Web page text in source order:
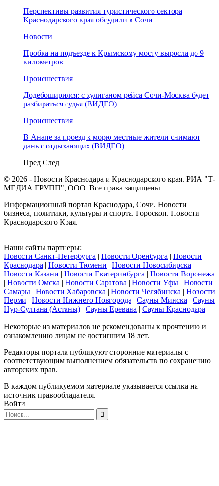
Перспективы развития туристического сектора
Краснодарского края обсудили в Сочи
Новости
Пробка на подъезде к Крымскому мосту выросла до 9
километров
Происшествия
Додебоширился: с хулиганом рейса Сочи-Москва будет
разбираться судья (ВИДЕО)
Происшествия
В Анапе за проезд к морю местные жители снимают
дань с отдыхающих (ВИДЕО)
Пред След
© 2026 - Новости Краснодара и Краснодарского края. РИА "Т-
МЕДИА ГРУПП", ООО. Все права защищены.
Информационный портал Краснодара, Сочи. Новости
бизнеса, политики, культуры и спорта. Гороскоп. Новости
Краснодарского Края.
Наши сайты партнеры:
Новости Санкт-Петербурга | Новости Оренбурга | Новости
Краснодара | Новости Тюмени | Новости Новосибирска |
Новости Казани | Новости Екатеринбурга | Новости Воронежа
| Новости Омска | Новости Саратова | Новости Уфы | Новости
Самары | Новости Хабаровска | Новости Челябинска | Новости
Перми | Новости Нижнего Новгорода | Сауны Минска | Сауны
Нур-Султана (Астаны) | Сауны Еревана | Сауны Краснодара
Некоторые из материалов не рекомендованы к прочтению и
ознакомлению лицам не достигшим 18 лет.
Редакторы портала публикуют сторонние материалы с
соответствующим выполнением обязательств по сохранению
авторских прав.
В каждом публикуемом материале указывается ссылка на
источник правообладателя.
Войти